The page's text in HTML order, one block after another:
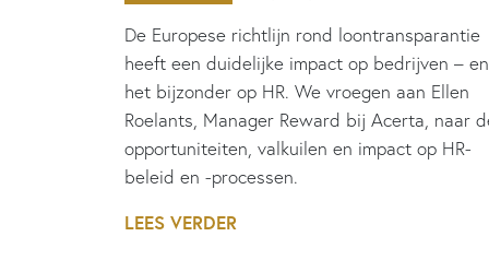
De Europese richtlijn rond loontransparantie
heeft een duidelijke impact op bedrijven –
het bijzonder op HR. We vroegen aan Ellen
Roelants, Manager Reward bij Acerta, naar
opportuniteiten, valkuilen en impact op HR-
beleid en -processen.
LEES VERDER